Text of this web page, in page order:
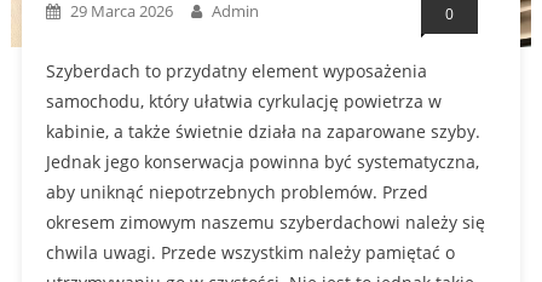
29 Marca 2026 Admin 0
Szyberdach to przydatny element wyposażenia
samochodu, który ułatwia cyrkulację powietrza w
kabinie, a także świetnie działa na zaparowane szyby.
Jednak jego konserwacja powinna być systematyczna,
aby uniknąć niepotrzebnych problemów. Przed
okresem zimowym naszemu szyberdachowi należy się
chwila uwagi. Przede wszystkim należy pamiętać o